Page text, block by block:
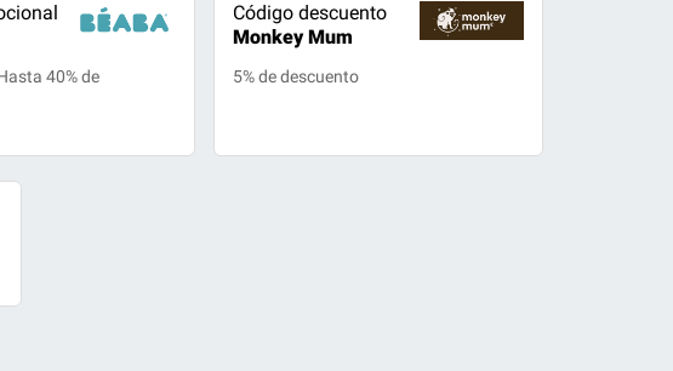
40% de
Código descuento
Monkey Mum
5% de descuento